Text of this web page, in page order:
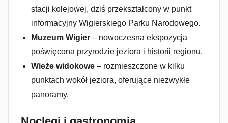
stacji kolejowej, dziś przekształcony w punkt
informacyjny Wigierskiego Parku Narodowego.
Muzeum Wigier – nowoczesna ekspozycja
poświęcona przyrodzie jeziora i historii regionu.
Wieże widokowe – rozmieszczone w kilku
punktach wokół jeziora, oferujące niezwykłe
panoramy.